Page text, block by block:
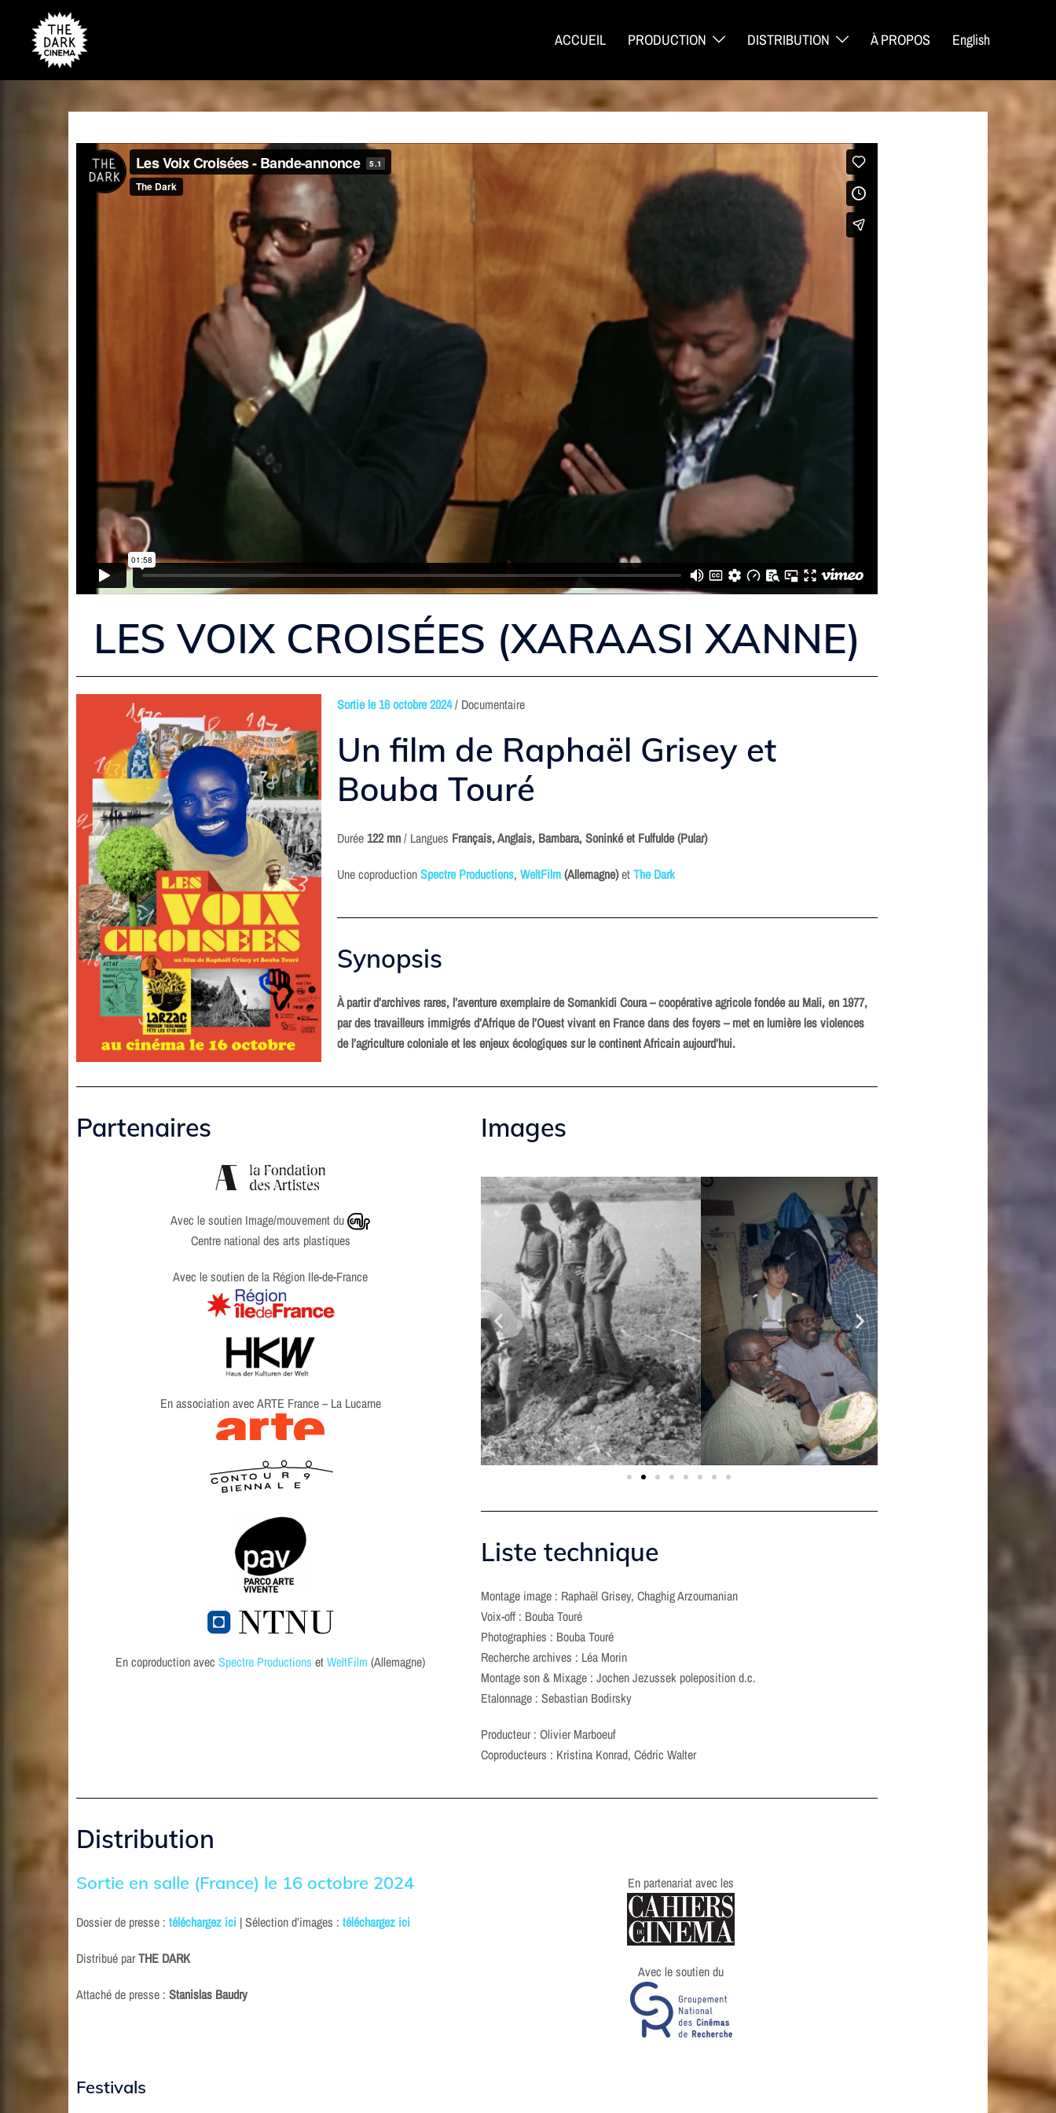
ACCUEIL PRODUCTION DISTRIBUTION À PROPOS English
LES VOIX CROISÉES (XARAASI XANNE)
Sortie le 16 octobre 2024/ Documentaire
Un film de Raphaël Grisey et
Bouba Touré
Durée122 mn/ Langues Français, Anglais, Bambara, Soninké et Fulfulde (Pular)
Une coproductionSpectre Productions,WeltFilm(Allemagne)etThe Dark
Synopsis
À partir d’archives rares, l’aventure exemplaire de Somankidi Coura – coopérative agricole fondée au Mali, en 1977,
par des travailleurs immigrés d’Afrique de l’Ouest vivant en France dans des foyers – met en lumière les violences
de l’agriculture coloniale et les enjeux écologiques sur le continent Africain aujourd’hui.
Partenaires
Avec le soutien Image/mouvement du
Centre national des arts plastiques
Avec le soutien de la Région Ile-de-France
En association avec ARTE France – La Lucarne
En coproduction avecSpectre Productions etWeltFilm (Allemagne)
Images
Liste technique
Montage image : Raphaël Grisey, Chaghig Arzoumanian
Voix-off : Bouba Touré
Photographies : Bouba Touré
Recherche archives : Léa Morin
Montage son & Mixage : Jochen Jezussek poleposition d.c.
Etalonnage : Sebastian Bodirsky
Producteur : Olivier Marboeuf
Coproducteurs : Kristina Konrad, Cédric Walter
Distribution
Sortie en salle (France) le 16 octobre 2024
Dossier de presse : téléchargez ici | Sélection d’images : téléchargez ici
Distribué parTHE DARK
Attaché de presse : Stanislas Baudry
En partenariat avec les
Avec le soutien du
Festivals